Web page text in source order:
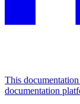
This
documentation